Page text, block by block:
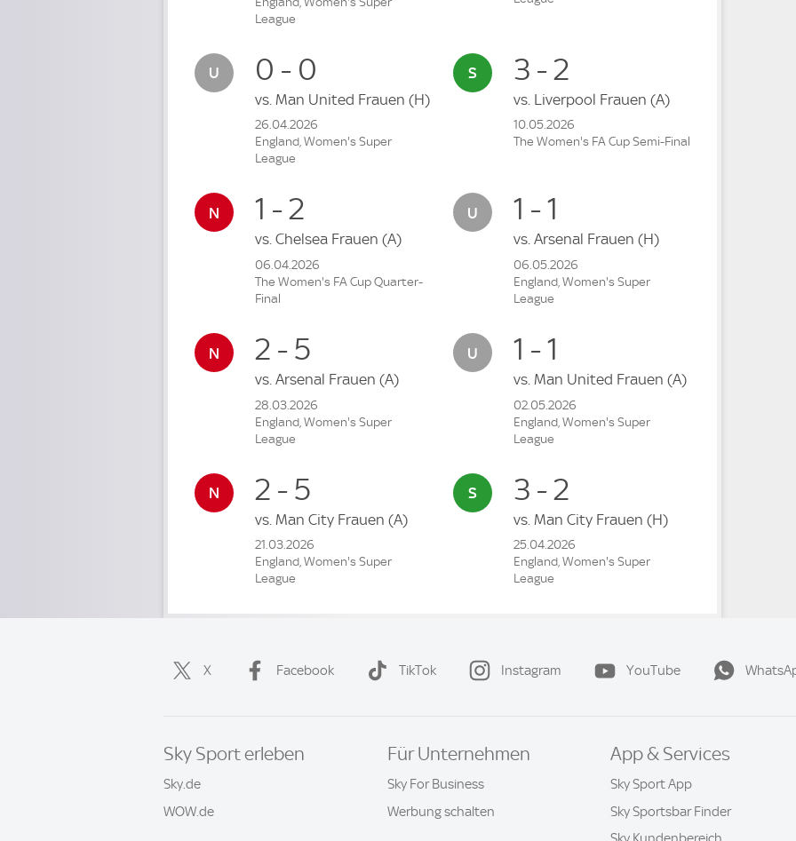
League
0 - 0
vs. Man United Frauen (H)
26.04.2026
England, Women's Super
League
1 - 2
vs. Chelsea Frauen (A)
06.04.2026
The Women's FA Cup Quarter-
Final
2 - 5
vs. Arsenal Frauen (A)
28.03.2026
England, Women's Super
League
2 - 5
vs. Man City Frauen (A)
21.03.2026
England, Women's Super
League
3 - 2
vs. Liverpool Frauen (A)
10.05.2026
The Women's FA Cup Semi-Final
1 - 1
vs. Arsenal Frauen (H)
06.05.2026
England, Women's Super
League
1 - 1
vs. Man United Frauen (A)
02.05.2026
England, Women's Super
League
3 - 2
vs. Man City Frauen (H)
25.04.2026
England, Women's Super
League
X Facebook TikTok Instagram YouTube
Sky Sport erleben
Sky.de
WOW.de
Für Unternehmen
Sky For Business
Werbung schalten
App & Services
Sky Sport App
Sky Sportsbar Finder